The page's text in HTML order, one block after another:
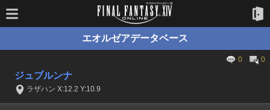
エオルゼアデータベース
0 0
ジュブルンナ
ラザハン X:12.2 Y:10.9